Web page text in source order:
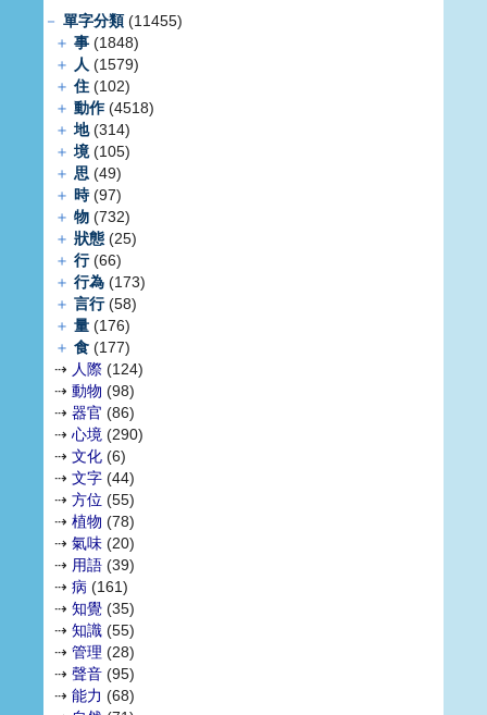
－ 單字分類(11455)
＋ 事 (1848)
＋ 人 (1579)
＋ 住 (102)
＋ 動作(4518)
＋ 地(314)
＋ 境(105)
＋ 思 (49)
＋ 時(97)
＋ 物 (732)
＋ 狀態 (25)
＋ 行(66)
＋ 行為 (173)
＋ 言行(58)
＋ 量 (176)
＋ 食 (177)
⇢ 人際 (124)
⇢ 動物 (98)
⇢ 器官 (86)
⇢ 心境 (290)
⇢ 文化 (6)
⇢ 文字 (44)
⇢ 方位 (55)
⇢ 植物 (78)
⇢ 氣味 (20)
⇢ 用語 (39)
⇢ 病 (161)
⇢ 知覺 (35)
⇢ 知識 (55)
⇢ 管理 (28)
⇢ 聲音 (95)
⇢ 能力 (68)